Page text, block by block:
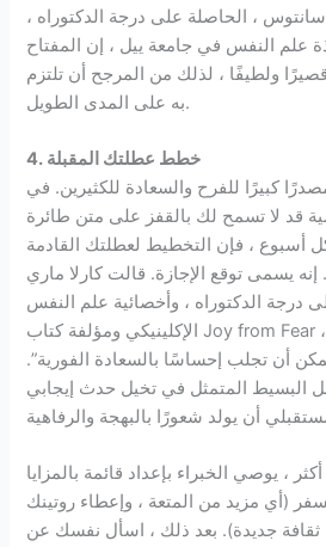
، الحاصلة على درجة الدكتوراه ،
علم النفس في جامعة ييل ، إن المفتاح
ولطيفًا ، لذلك من المرجح أن تلتزم
به على المدى الطويل.
4. خطط عطلتك المقبلة
كبيرًا للفرح والسعادة للكثيرين. في
قد لا تسمح لك بالقفز على متن طائرة
أسبوع ، فإن التخطيط لعطلتك القادمة
يسمى توقع الإجازة. قالت كارلا ماري
درجة الدكتوراه ، وأخصائية علم النفس
الإكلينيكي ومؤلفة كتاب Joy from Fear ، لـ Well + Good: “إن
أن تجلب إحساسًا بالسعادة الفورية”.
البسيط المتمثل في تخيل حدث إيجابي
، يوصي الخبراء بإعداد قائمة بالمزايا
(أي مزيد من المتعة ، وإعطاء روتينك
ثقافة جديدة). بعد ذلك ، اسأل نفسك عن